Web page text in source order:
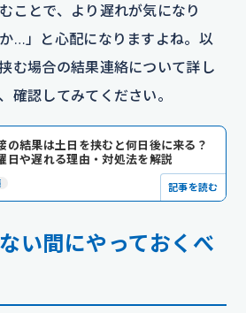
ことで、より遅れが気になり
…」と心配になりますよね。以
む場合の結果連絡について詳し
確認してみてください。
の結果は土日を挟むと何日後に来る？
日や遅れる理由・対処法を解説
記事を読む
い間にやっておくべ